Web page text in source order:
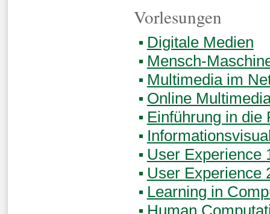
Vorlesungen
Digitale Medien
Mensch-
Multimedia im
Online
Einführung in die
User Experience
User Experience
Learning in
Human